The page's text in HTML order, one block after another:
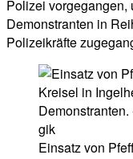
Polizei vorgegangen,
Demonstranten in
Polizeikräfte
Einsatz von